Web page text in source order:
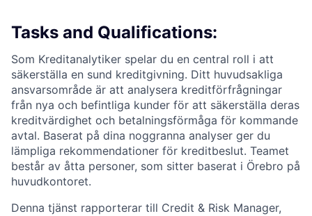
Tasks and Qualifications:
Som Kreditanalytiker spelar du en central roll i att
säkerställa en sund kreditgivning. Ditt huvudsakliga
ansvarsområde är att analysera kreditförfrågningar
från nya och befintliga kunder för att säkerställa deras
kreditvärdighet och betalningsförmåga för kommande
avtal. Baserat på dina noggranna analyser ger du
lämpliga rekommendationer för kreditbeslut. Teamet
består av åtta personer, som sitter baserat i Örebro på
huvudkontoret.
Denna tjänst rapporterar till Credit & Risk Manager,